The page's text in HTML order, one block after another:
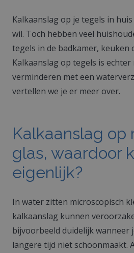
Kalkaanslag op je tegels in
wil. Toch hebben veel
tegels in de badkamer, keuken
Kalkaanslag op tegels is
verminderen met een
vertellen we je er meer over.
Kalkaanslag op
glas, waardoor
eigenlijk?
In water zitten microscopisch
kalkaanslag kunnen
bijvoorbeeld duidelijk wanneer
langere tijd niet schoonmaakt.